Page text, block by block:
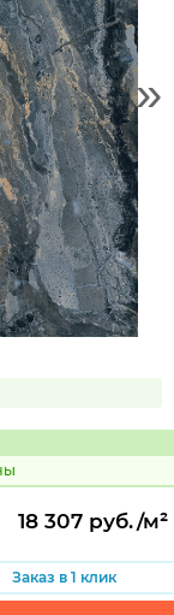
»
Код:
979309
18 307 руб./м²
Заказ в 1 клик